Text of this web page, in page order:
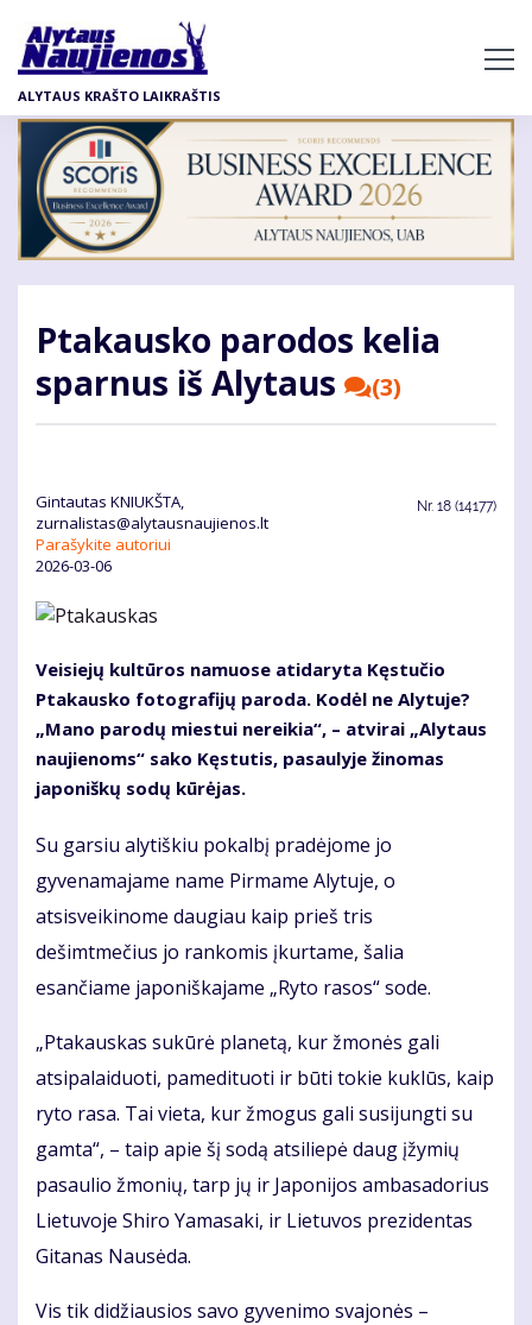
pagrindinį
turinį
ALYTAUS KRAŠTO LAIKRAŠTIS
Ptakausko parodos kelia
sparnus iš Alytaus
(3)
Gin­tau­tas KNIUKŠ­TA,
zurnalistas@alytausnaujienos.lt
Parašykite autoriui
2026-03-06
Nr. 18 (14177)
Veisiejų kultūros namuose atidaryta Kęstučio
Ptakausko fotografijų paroda. Kodėl ne Alytuje?
„Mano parodų miestui nereikia“, – atvirai „Alytaus
naujienoms“ sako Kęstutis, pasaulyje žinomas
japoniškų sodų kūrėjas.
Su garsiu alytiškiu pokalbį pradėjome jo
gyvenamajame name Pirmame Alytuje, o
atsisveikinome daugiau kaip prieš tris
dešimtmečius jo rankomis įkurtame, šalia
esančiame japoniškajame „Ryto rasos“ sode.
„Ptakauskas sukūrė planetą, kur žmonės gali
atsipalaiduoti, pamedituoti ir būti tokie kuklūs, kaip
ryto rasa. Tai vieta, kur žmogus gali susijungti su
gamta“, – taip apie šį sodą atsiliepė daug įžymių
pasaulio žmonių, tarp jų ir Japonijos ambasadorius
Lietuvoje Shiro Yamasaki, ir Lietuvos prezidentas
Gitanas Nausėda.
Vis tik didžiausios savo gyvenimo svajonės –